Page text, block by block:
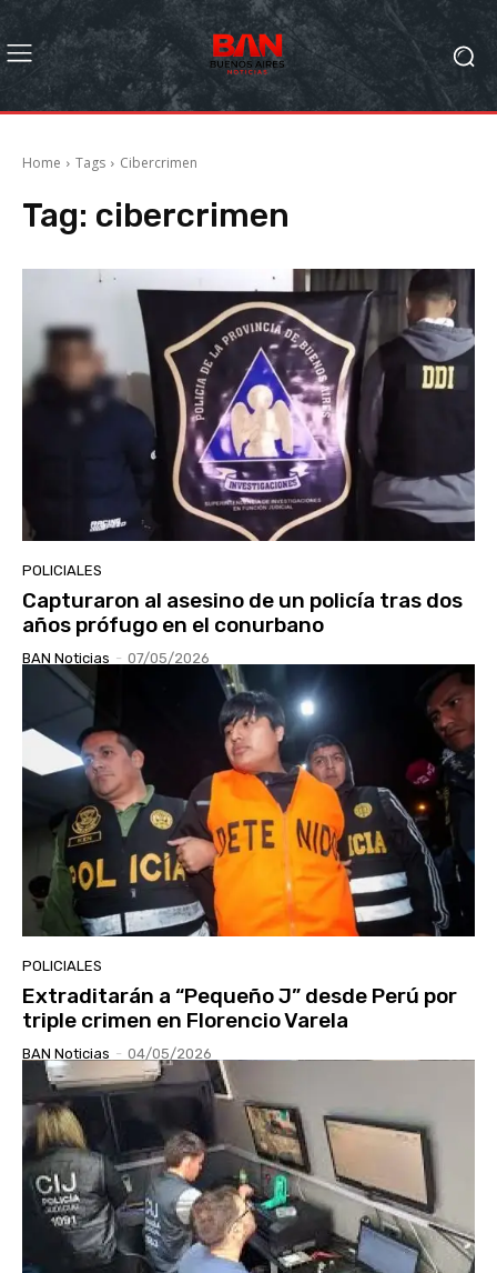
Home Tags Cibercrimen
Tag: cibercrimen
POLICIALES
Capturaron al asesino de un policía tras dos
años prófugo en el conurbano
BAN Noticias - 07/05/2026
POLICIALES
Extraditarán a “Pequeño J” desde Perú por
triple crimen en Florencio Varela
BAN Noticias - 04/05/2026